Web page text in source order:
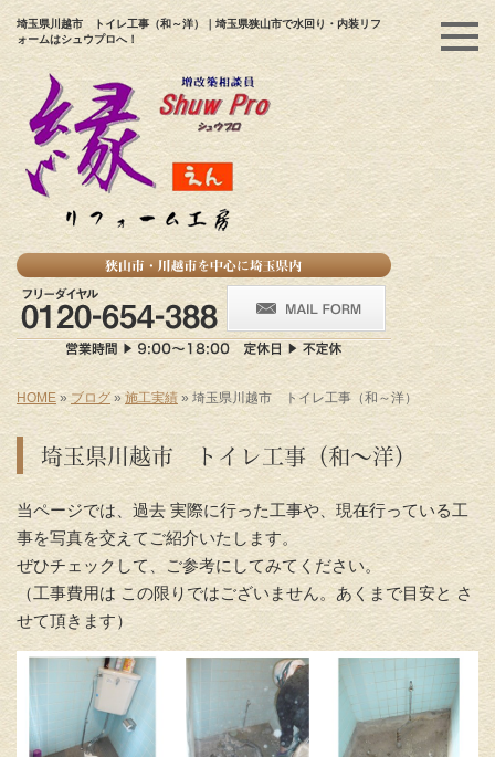
埼玉県川越市 トイレ工事（和～洋）｜埼玉県狭山市で水回り・内装リフ
ォームはシュウプロへ！
HOME »ブログ » 施工実績 » 埼玉県川越市 トイレ工事（和～洋）
埼玉県川越市 トイレ工事（和～洋）
当ページでは、過去 実際に行った工事や、現在行っている工
事を写真を交えてご紹介いたします。
ぜひチェックして、ご参考にしてみてください。
（工事費用は この限りではございません。あくまで目安と さ
せて頂きます）